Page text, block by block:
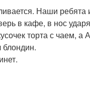
Наши
в кафе, в нос
торта с чаем, а